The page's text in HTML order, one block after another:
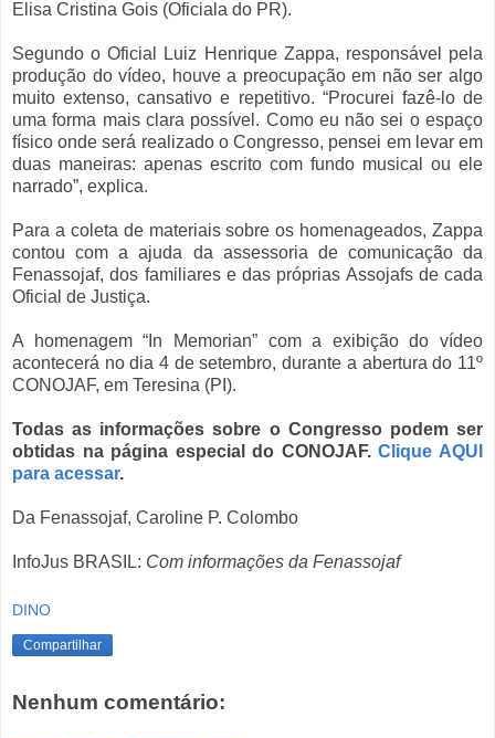
Elisa Cristina Gois (Oficiala do PR).
Segundo o Oficial Luiz Henrique Zappa, responsável pela
produção do vídeo, houve a preocupação em não ser algo
muito extenso, cansativo e repetitivo. “Procurei fazê-lo de
uma forma mais clara possível. Como eu não sei o espaço
físico onde será realizado o Congresso, pensei em levar em
duas maneiras: apenas escrito com fundo musical ou ele
narrado”, explica.
Para a coleta de materiais sobre os homenageados, Zappa
contou com a ajuda da assessoria de comunicação da
Fenassojaf, dos familiares e das próprias Assojafs de cada
Oficial de Justiça.
A homenagem “In Memorian” com a exibição do vídeo
acontecerá no dia 4 de setembro, durante a abertura do 11º
CONOJAF, em Teresina (PI).
Todas as informações sobre o Congresso podem ser
obtidas na página especial do CONOJAF.Clique AQUI
para acessar.
Da Fenassojaf, Caroline P. Colombo
InfoJus BRASIL: Com informações da Fenassojaf
DINO
Compartilhar
Nenhum comentário: